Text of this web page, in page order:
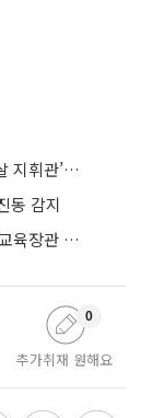
러 모스크바 고급식당 폭탄 공격…‘부차 학살 지휘관’ 노렸나
동 감지
인도 ‘바퀴벌레당’ 청년들에 백기 든 모디…교육장관 사퇴
추가취재 원해요
0